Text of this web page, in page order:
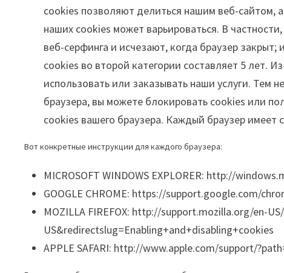
cookies позволяют делиться нашим веб-сайтом,
наших cookies может варьироваться. В
веб-серфинга и исчезают, когда браузер
cookies во второй категории составляет 5 лет.
использовать или заказывать наши услуги. Тем
браузера, вы можете блокировать cookies или
cookies вашего браузера. Каждый браузер имеет
Вот конкретные инструкции для каждого браузера:
MICROSOFT WINDOWS EXPLORER: http://
GOOGLE CHROME: https://support.google.com/
MOZILLA FIREFOX: http://support.mozilla.org/en-
US&redirectslug=Enabling+and+disabling+cookies
APPLE SAFARI: http://www.apple.com/support/